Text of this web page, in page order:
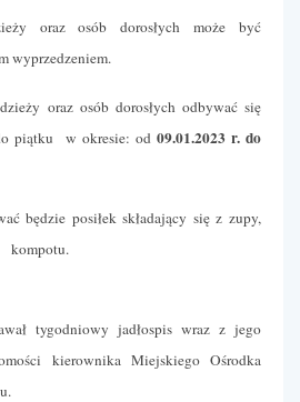
oraz osób dorosłych może być
wyprzedzeniem.
oraz osób dorosłych odbywać się
piątku w okresie: od 09.01.2023 r. do
będzie posiłek składający się z zupy,
i kompotu.
tygodniowy jadłospis wraz z jego
kierownika Miejskiego Ośrodka